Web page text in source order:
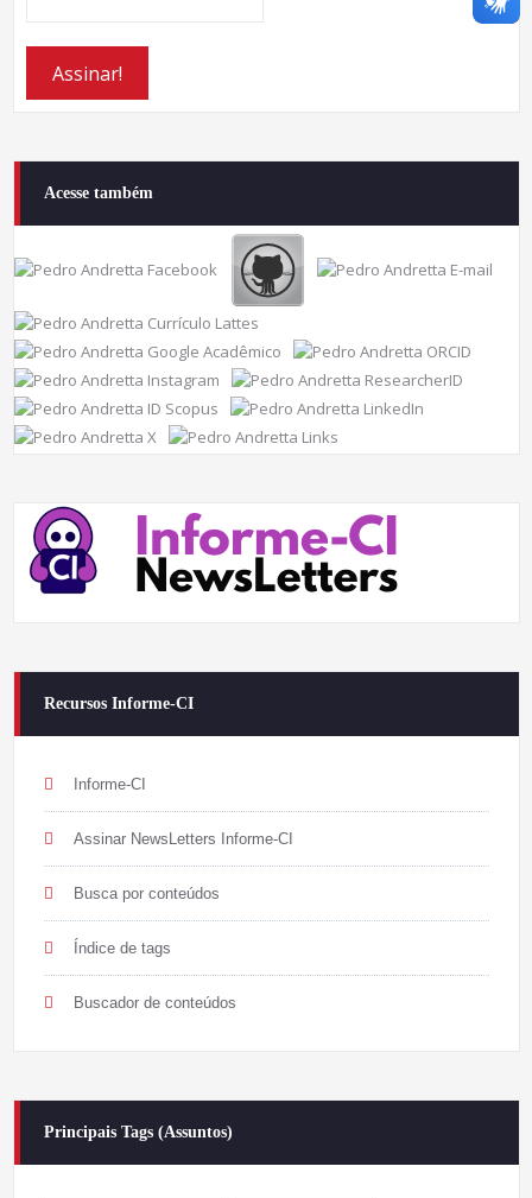
Acesse também
Recursos Informe-CI
Informe-CI
Assinar NewsLetters Informe-CI
Busca por conteúdos
Índice de tags
Buscador de conteúdos
Principais Tags (Assuntos)